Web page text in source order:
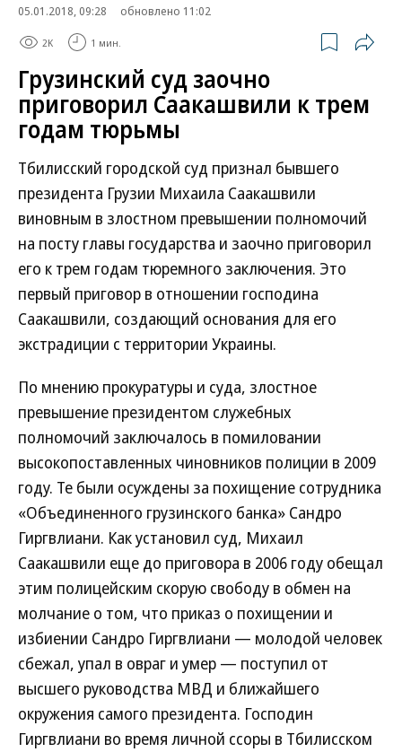
05.01.2018, 09:28
обновлено 11:02
2K 1 мин.
Грузинский суд заочно
приговорил Саакашвили к трем
годам тюрьмы
Тбилисский городской суд признал бывшего
президента Грузии Михаила Саакашвили
виновным в злостном превышении полномочий
на посту главы государства и заочно приговорил
его к трем годам тюремного заключения. Это
первый приговор в отношении господина
Саакашвили, создающий основания для его
экстрадиции с территории Украины.
По мнению прокуратуры и суда, злостное
превышение президентом служебных
полномочий заключалось в помиловании
высокопоставленных чиновников полиции в 2009
году. Те были осуждены за похищение сотрудника
«Объединенного грузинского банка» Сандро
Гиргвлиани. Как установил суд, Михаил
Саакашвили еще до приговора в 2006 году обещал
этим полицейским скорую свободу в обмен на
молчание о том, что приказ о похищении и
избиении Сандро Гиргвлиани — молодой человек
сбежал, упал в овраг и умер — поступил от
высшего руководства МВД и ближайшего
окружения самого президента. Господин
Гиргвлиани во время личной ссоры в Тбилисском